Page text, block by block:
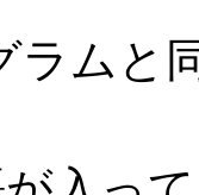
ラムと